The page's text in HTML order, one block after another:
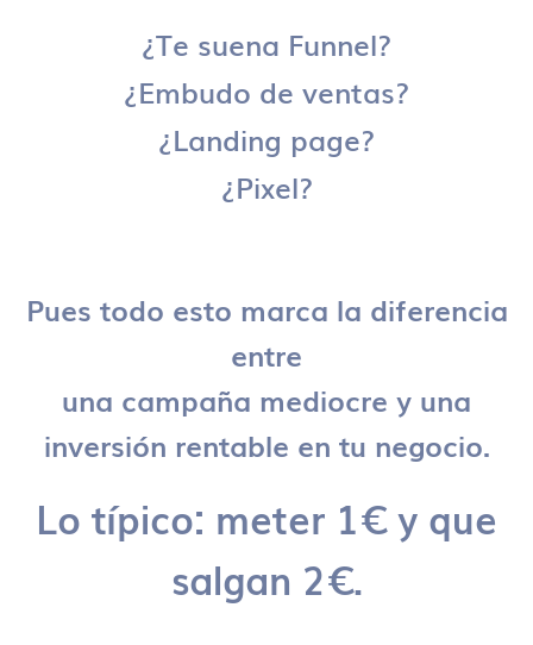
¿Te suena Funnel?
¿Embudo de ventas?
¿Landing page?
¿Pixel?
Pues todo esto marca la diferencia
entre
una campaña mediocre y una
inversión rentable en tu negocio.
Lo típico: meter 1€ y que
salgan 2€.